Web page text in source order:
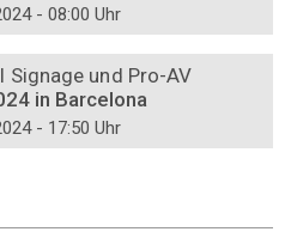
- 08:00 Uhr
Signage und Pro-AV
in Barcelona
- 17:50 Uhr